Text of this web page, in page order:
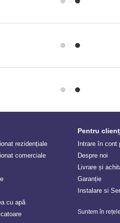
rezidențiale
comerciale
cu apă
Pentru
Intrare în cont
Despre noi
Livrare și
Garanție
Instalare si
Suntem în